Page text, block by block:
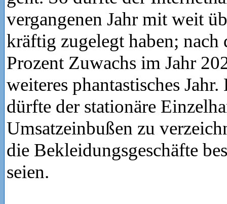
vergangenen Jahr mit weit
kräftig zugelegt haben; nach
Prozent Zuwachs im Jahr
weiteres phantastisches
dürfte der stationäre
Umsatzeinbußen zu
die Bekleidungsgeschäfte
seien.